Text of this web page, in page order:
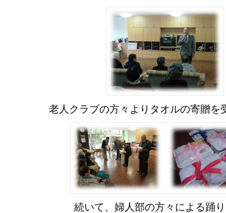
老人クラブの方々よりタオルの寄贈を
続いて、婦人部の方々による踊